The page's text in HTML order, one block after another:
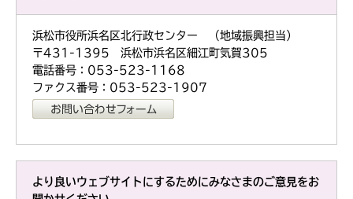
浜松市役所浜名区北行政センター （地域振興担当）
〒431-1395 浜松市浜名区細江町気賀305
電話番号：053-523-1168
ファクス番号：053-523-1907
より良いウェブサイトにするためにみなさまのご意見をお